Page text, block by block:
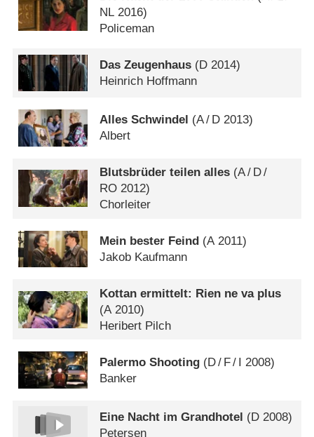
NL 2016)
Policeman
Das Zeugenhaus (D 2014)
Heinrich Hoffmann
Alles Schwindel (A/ D 2013)
Albert
Blutsbrüder teilen alles (A/ D/
RO 2012)
Chorleiter
Mein bester Feind (A2011)
Jakob Kaufmann
Kottan ermittelt: Rien ne va plus
(A 2010)
Heribert Pilch
Palermo Shooting (D/ F/ I 2008)
Banker
Eine Nacht im Grandhotel (D 2008)
Petersen